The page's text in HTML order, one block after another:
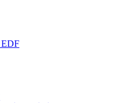
EDF